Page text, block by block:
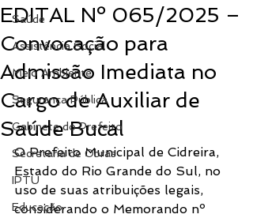
Saúde
Assistência Social
Meio Ambiente
Segurança Pública
Gabinete do Prefeito
Secretaria de Obras
IPTU
Educação
EDITAL Nº 065/2025 –
Convocação para
Admissão Imediata no
Cargo de Auxiliar de
Saúde Bucal
O Prefeito Municipal de Cidreira,
Estado do Rio Grande do Sul, no
uso de suas atribuições legais,
considerando o Memorando nº